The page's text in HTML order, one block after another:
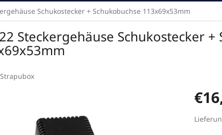
Schukostecker + Schukobuchse 113x69x53mm
Steckergehäuse Schukostecker +
Strapubox